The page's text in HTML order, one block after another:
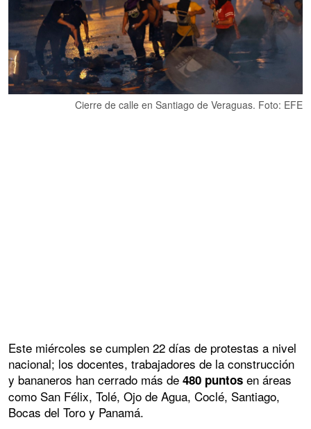
Cierre de calle en Santiago de Veraguas. Foto: EFE
Este miércoles se cumplen 22 días de protestas a nivel
nacional; los docentes, trabajadores de la construcción
y bananeros han cerrado más de 480 puntos en áreas
como San Félix, Tolé, Ojo de Agua, Coclé, Santiago,
Bocas del Toro y Panamá.